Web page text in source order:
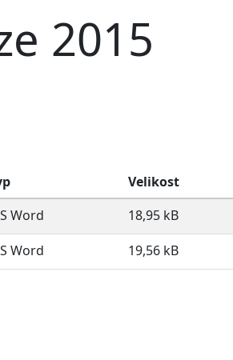
2015
Velikost
Word 18,95 kB
Word 19,56 kB